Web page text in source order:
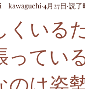
キッズ メディ
ンス
ボール トライア
くいる
ってい
のは姿
kawaguchi 4月27日 読了